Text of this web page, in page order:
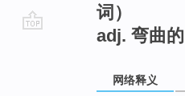
词）
adj. 弯曲的
网络释义